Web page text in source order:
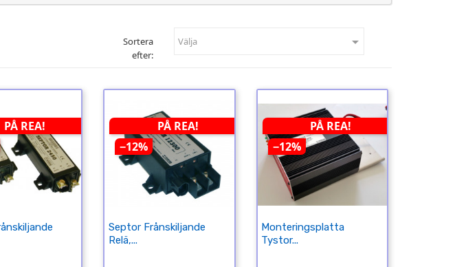
Sortera
efter:
Välja 
PÅ REA!
PÅ REA!
−12%
Septor Frånskiljande
Relä,...
PÅ REA!
−12%
Monteringsplatta
Tystor...